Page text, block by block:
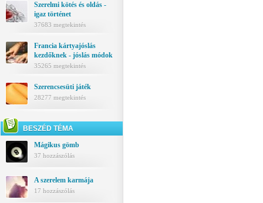
Szerelmi kötés és oldás -
igaz történet
37683 megtekintés
Francia kártyajóslás
kezdőknek - jóslás módok
35265 megtekintés
Szerencsesüti játék
28277 megtekintés
BESZÉD TÉMA
Mágikus gömb
37 hozzászólás
A szerelem karmája
17 hozzászólás